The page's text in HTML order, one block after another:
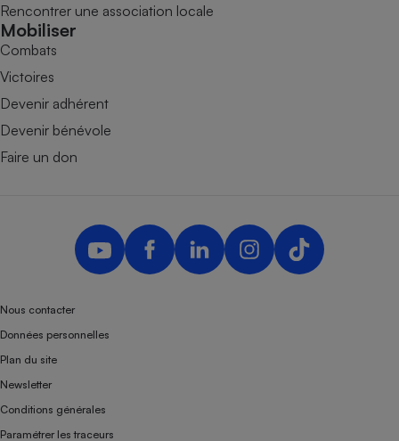
Rencontrer une association locale
Mobiliser
Combats
Victoires
Devenir adhérent
Devenir bénévole
Faire un don
Nous contacter
Données personnelles
Plan du site
Newsletter
Conditions générales
Paramétrer les traceurs